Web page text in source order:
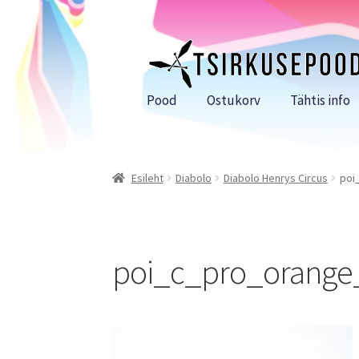
Liigu
navigeerimisele
Liigu
sisu
Pood Ostukorv Tähtis info
Esileht Diabolo Diabolo Henrys Circus